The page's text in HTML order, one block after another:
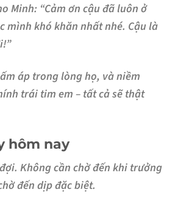
Minh: “Cảm ơn cậu đã luôn ở
mình khó khăn nhất nhé. Cậu là
áp trong lòng họ, và niềm
trái tim em – tất cả sẽ thật
hôm nay
Không cần chờ đến khi trưởng
đến dịp đặc biệt.